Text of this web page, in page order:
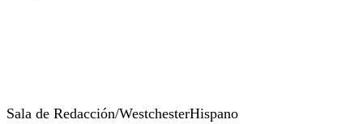
Sala de Redacción/WestchesterHispano